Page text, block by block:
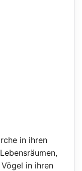
in ihren
,
Vögel in ihren